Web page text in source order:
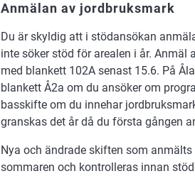
Anmälan av jordbruksmark
Du är skyldig att i stödansökan
inte söker stöd för arealen i år.
med blankett 102A senast 15.6. På
blankett Å2a om du ansöker om
basskifte om du innehar
granskas det år då du första gången
Nya och ändrade skiften som
sommaren och kontrolleras innan